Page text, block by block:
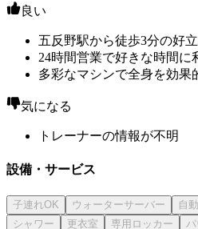
良い
五反野駅から徒歩3分の好
24時間営業で好きな時間に
多彩なマシンで全身を効果
気になる
トレーナーの情報が不明
設備・サービス